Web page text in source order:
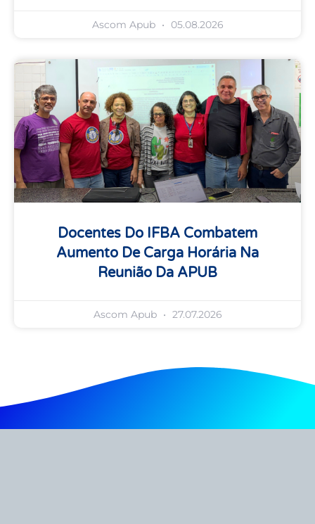
Ascom Apub 05.08.2026
Docentes Do IFBA Combatem
Aumento De Carga Horária Na
Reunião Da APUB
Ascom Apub 27.07.2026